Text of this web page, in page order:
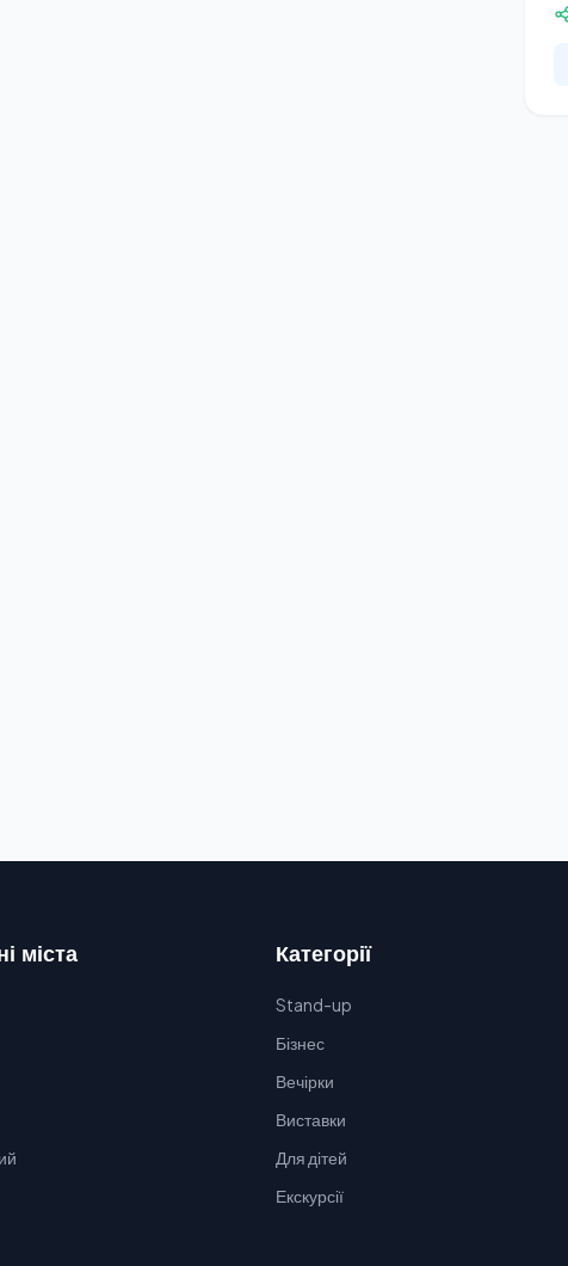
міста Категорії
Stand-up
Бізнес
Вечірки
Виставки
Для дітей
Екскурсії